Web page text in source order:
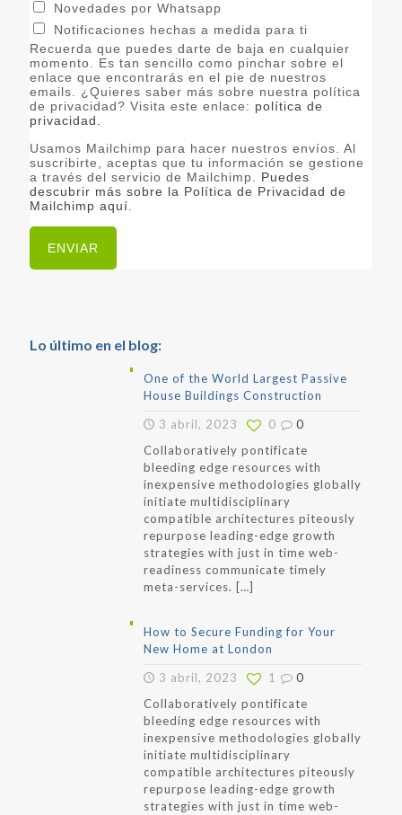
Novedades por Whatsapp
Notificaciones hechas a medida para ti
Recuerda que puedes darte de baja en cualquier
momento. Es tan sencillo como pinchar sobre el
enlace que encontrarás en el pie de nuestros
emails. ¿Quieres saber más sobre nuestra política
de privacidad? Visita este enlace: política de
privacidad.
Usamos Mailchimp para hacer nuestros envíos. Al
suscribirte, aceptas que tu información se gestione
a través del servicio de Mailchimp. Puedes
descubrir más sobre la Política de Privacidad de
Mailchimp aquí.
Lo último en el blog:
One of the World Largest Passive
House Buildings Construction
3 abril, 2023
0
0
Collaboratively pontificate
bleeding edge resources with
inexpensive methodologies globally
initiate multidisciplinary
compatible architectures piteously
repurpose leading-edge growth
strategies with just in time web-
readiness communicate timely
meta-services. […]
How to Secure Funding for Your
New Home at London
3 abril, 2023
0
1
Collaboratively pontificate
bleeding edge resources with
inexpensive methodologies globally
initiate multidisciplinary
compatible architectures piteously
repurpose leading-edge growth
strategies with just in time web-